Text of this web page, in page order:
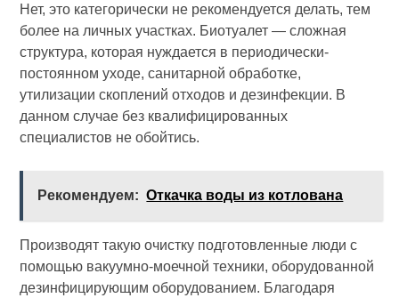
Нет, это категорически не рекомендуется делать, тем
более на личных участках. Биотуалет — сложная
структура, которая нуждается в периодически-
постоянном уходе, санитарной обработке,
утилизации скоплений отходов и дезинфекции. В
данном случае без квалифицированных
специалистов не обойтись.
Рекомендуем: Откачка воды из котлована
Производят такую очистку подготовленные люди с
помощью вакуумно-моечной техники, оборудованной
дезинфицирующим оборудованием. Благодаря